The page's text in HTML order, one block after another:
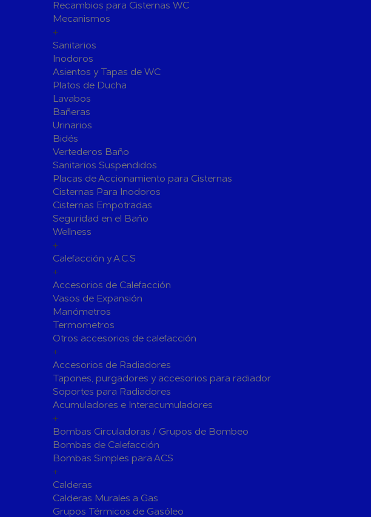
Sumideros y Gran Evacuación
Tubos y Accesorios de Cobre y
Latón
Tuberías y Accesorios de
Polibutileno
Flexos/Conexiones Flexibles
Válvulas de Fontanería
Válvulas de Esfera
Válvulas de Retención
Válvulas de Contadores
Llaves de Paso
Accesorios de Valvulería
Herramientas y Vestuario
Adhesivos y Selladores
Siliconas
Herramientas y accesorios de Uso General
Hachas
Vestuario de Protección
Herramientas de Prensado
Soldadura y Sopletes
Herramientas de Lijado y Pulido
Baterias Para Herramientas Eléctricas
Bombas de Piscinas y SPA
Bombas de Piscinas
Recambios para Cisternas WC
Mecanismos
+
Sanitarios
Inodoros
Asientos y Tapas de WC
Platos de Ducha
Lavabos
Bañeras
Urinarios
Bidés
Vertederos Baño
Sanitarios Suspendidos
Placas de Accionamiento para Cisternas
Cisternas Para Inodoros
Cisternas Empotradas
Seguridad en el Baño
Wellness
+
Calefacción y A.C.S
+
Accesorios de Calefacción
Vasos de Expansión
Manómetros
Termometros
Otros accesorios de calefacción
+
Accesorios de Radiadores
Tapones, purgadores y accesorios para radiador
Soportes para Radiadores
Acumuladores e Interacumuladores
+
Bombas Circuladoras / Grupos de Bombeo
Bombas de Calefacción
Bombas Simples para ACS
+
Calderas
Calderas Murales a Gas
Grupos Térmicos de Gasóleo